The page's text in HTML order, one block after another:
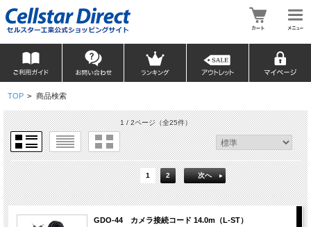
TOP > 商品検索
1 / 2ページ（全25件）
1 2 次へ
GDO-44 カメラ接続コード 14.0m（L-ST）